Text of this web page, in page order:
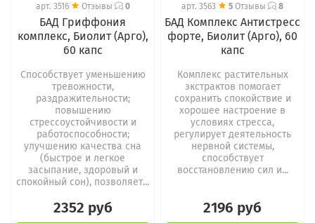
арт. 3516 Отзывы 0
БАД Гриффония
комплекс, Биолит (Арго),
60 капс
Способствует уменьшению
тревожности,
раздражительности;
повышению
стрессоустойчивости и
работоспособности;
улучшению качества сна
(быстрое и легкое
засыпание, здоровый и
спокойный сон), позволяет...
2352 руб
арт. 3563 5 Отзывы 8
БАД Комплекс Антистресс
форте, Биолит (Арго), 60
капс
Комплекс растительных
экстрактов помогает
сохранить спокойствие и
хорошее настроение в
условиях стресса,
регулирует деятельность
нервной системы,
способствует
восстановлению сил и...
2196 руб